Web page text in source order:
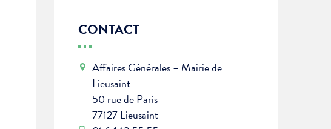
CONTACT
Affaires Générales – Mairie de
Lieusaint
50 rue de Paris
77127 Lieusaint